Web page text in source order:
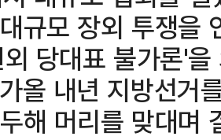
규모 장외 투쟁을
당대표 불가론'
올 내년 지방선거
해 머리를 맞대며